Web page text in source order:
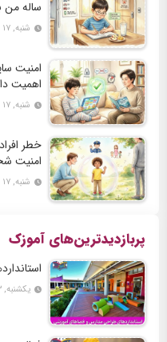
ساله من
شنبه, ۱۷ مرداد
امنیت
اهمیت
شنبه, ۱۷ مرداد
خطر
امنیت
شنبه, ۱۷ مرداد
پربازدیدترین‌های آموزک
یکشنبه, ۳ آذر